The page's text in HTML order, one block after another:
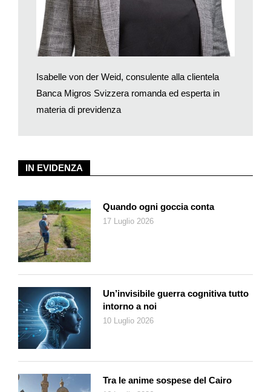
3a si raccomanda di ricorrere, in base alla durata
dell’investimento, a un piano di risparmio in fondi previdenziali.
Più a lungo si risparmia, maggiore deve essere la rispettiva
quota azionaria.
Il calcolatore 3a della Banca Migros le permette di calcolare i
suoi risparmi e il suo capitale di vecchiaia.
www.bancamigros.ch/3a-calcolatore
IN EVIDENZA
Quando ogni goccia conta
17 Luglio 2026
Un’invisibile guerra cognitiva tutto
intorno a noi
10 Luglio 2026
Tra le anime sospese del Cairo
Isabelle von der Weid, consulente alla clientela
Banca Migros Svizzera romanda ed esperta in
materia di previdenza